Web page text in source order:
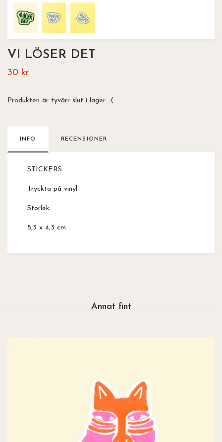
VI LÖSER DET
30 kr
Produkten är tyvärr slut i lager. :(
INFO RECENSIONER
STICKERS
Tryckta på vinyl
Storlek:
5,3 x 4,3 cm